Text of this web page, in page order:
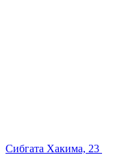
Сибгата Хакима, 23